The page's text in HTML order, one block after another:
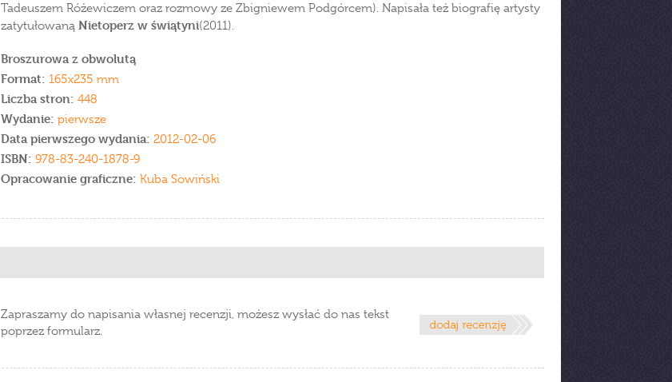
Tadeuszem Różewiczem oraz rozmowy ze Zbigniewem Podgórcem). Napisała też biografię artysty
zatytułowaną Nietoperz w świątyni(2011).
Broszurowa z obwolutą
Format: 165x235 mm
Liczba stron: 448
Wydanie: pierwsze
Data pierwszego wydania: 2012-02-06
ISBN: 978-83-240-1878-9
Opracowanie graficzne: Kuba Sowiński
Zapraszamy do napisania własnej recenzji, możesz wysłać do nas tekst
poprzez formularz.